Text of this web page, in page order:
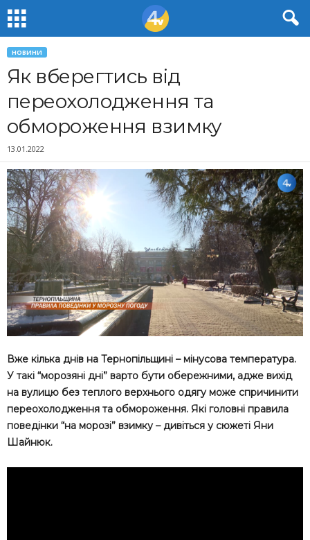
НОВИНИ
Як вберегтись від
переохолодження та
обмороження взимку
13.01.2022
Вже кілька днів на Тернопільщині – мінусова температура.
У такі “морозяні дні” варто бути обережними, адже вихід
на вулицю без теплого верхнього одягу може спричинити
переохолодження та обмороження. Які головні правила
поведінки “на морозі” взимку – дивіться у сюжеті Яни
Шайнюк.